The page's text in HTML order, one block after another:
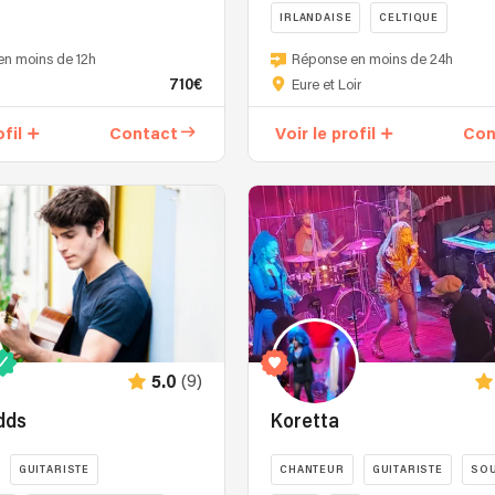
Jeanne,
les
a
au
quelques
mois
plus
tard.
Ces
trois
amis
adorent
partager
la
ensemble
et
moins de 12h
710€
Contact
IRLANDAISE CELTIQUE
Chanteuse
auteur
propose
en
solo
avec
sa
guitare
ou
avec
ses
amis
musiciens.
celtique,
lyrique
Réponse en moins de 24h
Eure et Loir
Voir le profil
5.0 (9)
GUITARISTE
Koretta
CHANTEUR GUITARISTE